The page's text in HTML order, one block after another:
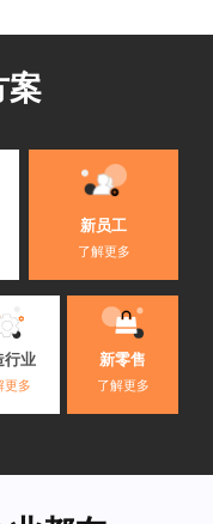
案
新员工
了解更多
行业
更多
新零售
了解更多